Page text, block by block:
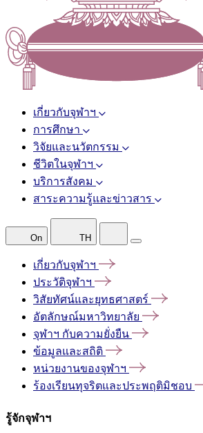
เกี่ยวกับจุฬาฯ
การศึกษา
วิจัยและนวัตกรรม
ชีวิตในจุฬาฯ
บริการสังคม
สาระความรู้และข่าวสาร
On TH
เกี่ยวกับจุฬาฯ
ประวัติจุฬาฯ
วิสัยทัศน์และยุทธศาสตร์
อัตลักษณ์มหาวิทยาลัย
จุฬาฯ กับความยั่งยืน
ข้อมูลและสถิติ
หน่วยงานของจุฬาฯ
ร้องเรียนทุจริตและประพฤติมิชอบ
รู้จักจุฬาฯ